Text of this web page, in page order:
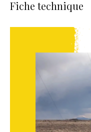
Fiche technique